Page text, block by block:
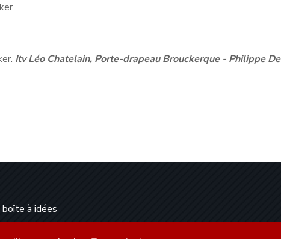
Itv Léo Chatelain, Porte-drapeau Brouckerque - Philippe De
boîte à idées